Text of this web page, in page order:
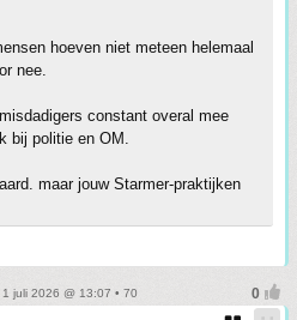
hoeven niet meteen helemaal
nee.
constant overal mee
bij politie en OM.
maar jouw Starmer-praktijken
juli 2026 @ 13:07 • 70